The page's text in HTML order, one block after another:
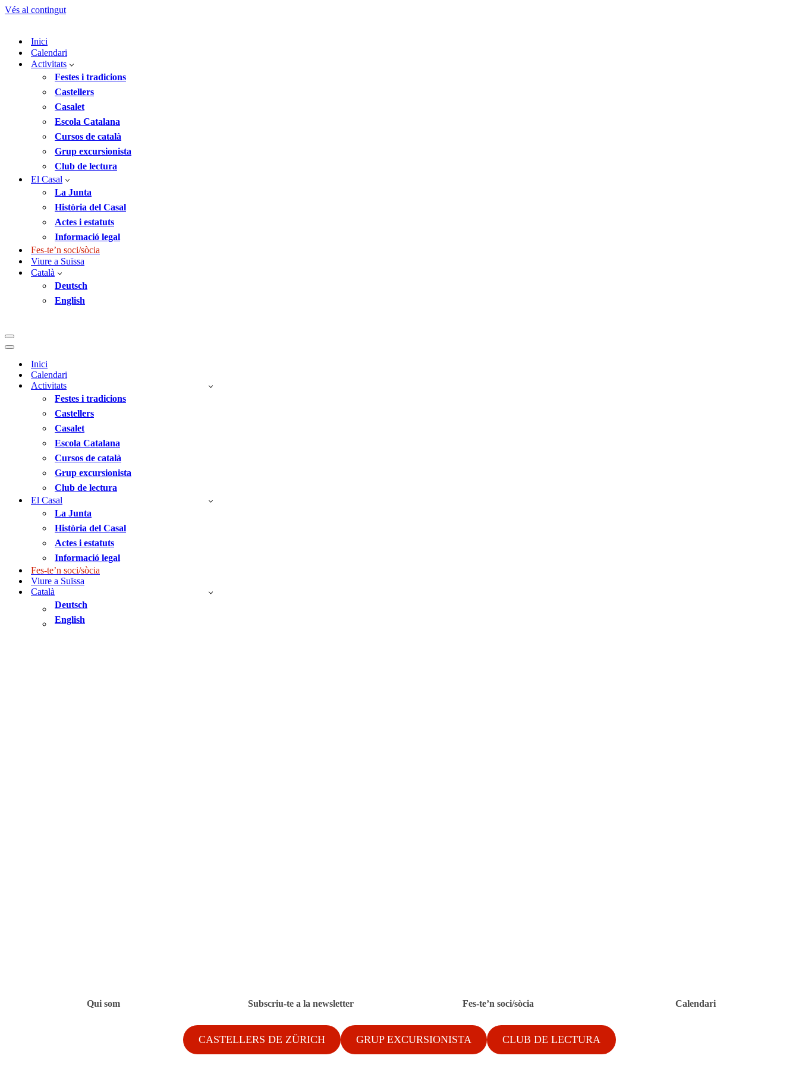
Vés al contingut
Inici
Calendari
Activitats
Festes i tradicions
Castellers
Casalet
Escola Catalana
Cursos de català
Grup excursionista
Club de lectura
El Casal
La Junta
Història del Casal
Actes i estatuts
Informació legal
Fes-te’n soci/sòcia
Viure a Suïssa
Català
Deutsch
English
Menú
de
Menú
navegació
Inici
Calendari
Activitats
Festes i tradicions
Castellers
Casalet
Escola Catalana
Cursos de català
Grup excursionista
Club de lectura
El Casal
La Junta
Història del Casal
Actes i estatuts
Informació legal
Fes-te’n soci/sòcia
Viure a Suïssa
Català
Deutsch
English
Qui som Subscriu-te a la newsletter Fes-te’n soci/sòcia Calendari
CASTELLERS DE ZÜRICH GRUP EXCURSIONISTA CLUB DE LECTURA